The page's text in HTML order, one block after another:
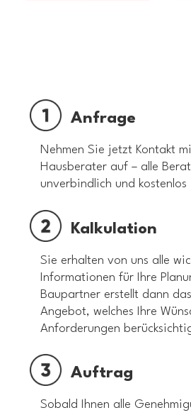
Anfrage
Nehmen Sie jetzt Kontakt
Hausberater auf – alle
unverbindlich und kostenlos
Kalkulation
Sie erhalten von uns alle
Informationen für Ihre
Baupartner erstellt dann
Angebot, welches Ihre
Anforderungen
Auftrag
Sobald Ihnen alle